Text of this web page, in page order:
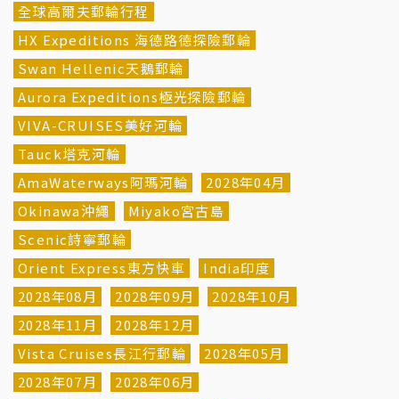
全球高爾夫郵輪行程
HX Expeditions 海德路德探險郵輪
Swan Hellenic天鵝郵輪
Aurora Expeditions極光探險郵輪
VIVA-CRUISES美好河輪
Tauck塔克河輪
AmaWaterways阿瑪河輪
2028年04月
Okinawa沖繩
Miyako宮古島
Scenic詩寧郵輪
Orient Express東方快車
India印度
2028年08月
2028年09月
2028年10月
2028年11月
2028年12月
Vista Cruises長江行郵輪
2028年05月
2028年07月
2028年06月